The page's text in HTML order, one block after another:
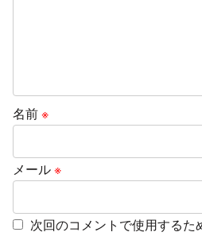
名前※
メール※
次回のコメントで使用するた